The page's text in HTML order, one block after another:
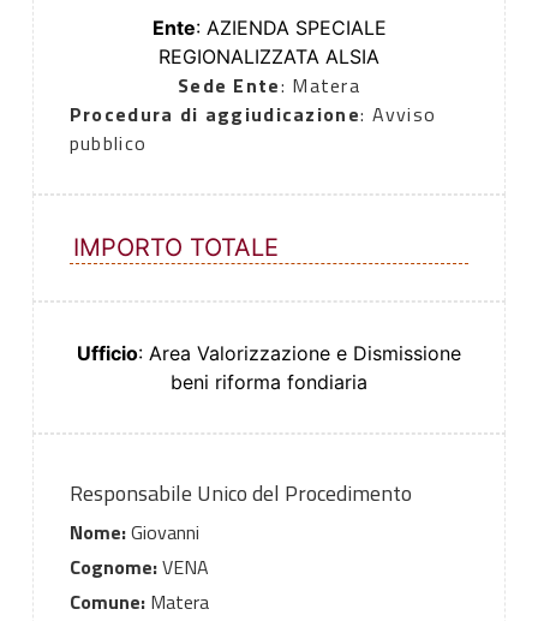
Ente: AZIENDA SPECIALE
REGIONALIZZATA ALSIA
Sede Ente: Matera
Procedura di aggiudicazione: Avviso
pubblico
IMPORTO TOTALE
Ufficio: Area Valorizzazione e Dismissione
beni riforma fondiaria
Responsabile Unico del Procedimento
Nome:Giovanni
Cognome:VENA
Comune:Matera